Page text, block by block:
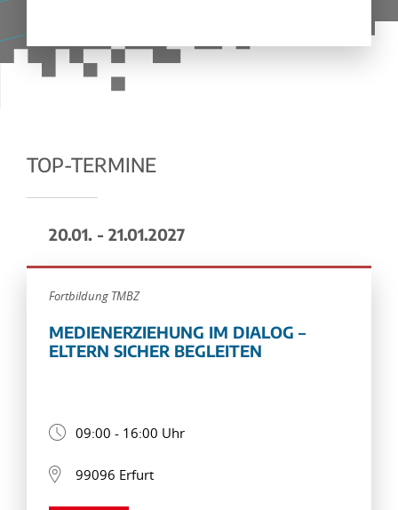
TOP-TERMINE
20.01. - 21.01.2027
Fortbildung TMBZ
MEDIENERZIEHUNG IM DIALOG –
ELTERN SICHER BEGLEITEN
09:00 - 16:00 Uhr
99096 Erfurt